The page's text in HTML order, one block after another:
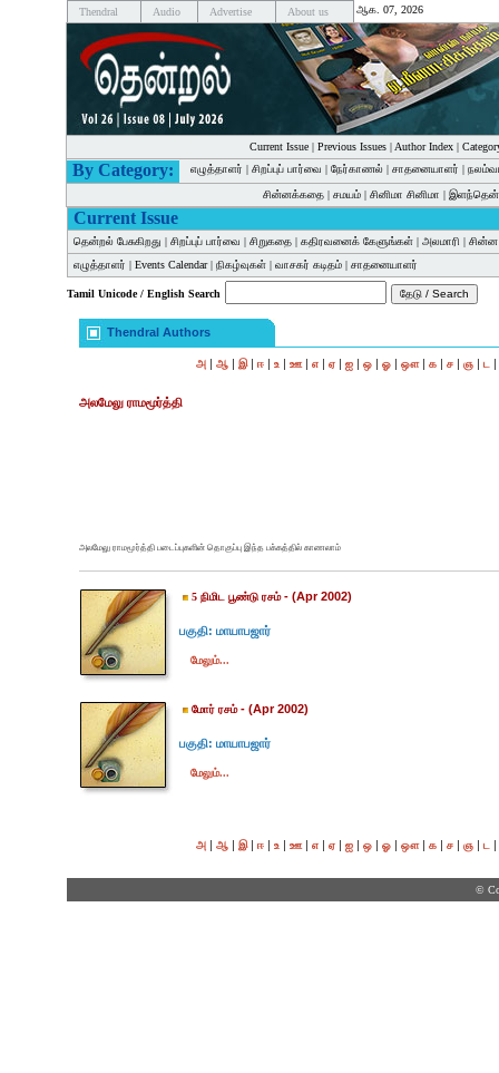
Thendral Audio Advertise About us ஆக. 07, 2026
Current Issue| Previous Issues| Author Index|
By Category: எழுத்தாளர் | சிறப்புப் பார்வை | நேர்காணல் | சாதனையாளர் |
சின்னக்கதை | சமயம் | சினிமா சினிமா |
Current Issue
தென்றல் பேசுகிறது | சிறப்புப் பார்வை | சிறுகதை | கதிரவனைக் கேளுங்கள் | அலமாரி |
எழுத்தாளர் | Events Calendar| நிகழ்வுகள் | வாசகர் கடிதம் | சாதனையாளர்
Tamil Unicode / English Search
Thendral Authors
அ | ஆ | இ| ஈ | உ | ஊ | எ | ஏ | ஐ | ஒ | ஓ | ஔ| க | ச | ஞ | ட |
அலமேலு ராமமூர்த்தி
அலமேலு ராமமூர்த்தி படைப்புகளின் தொகுப்பு இந்த பக்கத்தில் காணலாம்
5 நிமிட பூண்டு ரசம்- (Apr 2002)
பகுதி: மாயாபஜார்
மேலும்...
மோர் ரசம்- (Apr 2002)
பகுதி: மாயாபஜார்
மேலும்...
அ | ஆ | இ| ஈ | உ | ஊ | எ | ஏ | ஐ | ஒ | ஓ | ஔ| க | ச | ஞ | ட |
©